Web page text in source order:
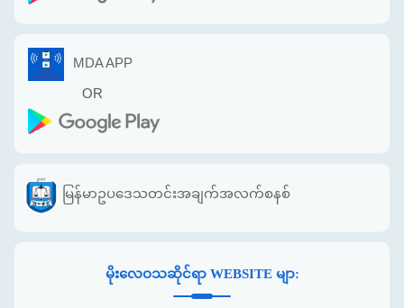
MDA APP
OR
မြန်မာဥပဒေသတင်းအချက်အလက်စနစ်
မိုးလေဝသဆိုင်ရာ WEBSITE မျာ: